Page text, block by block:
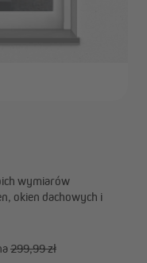
wymiarów
okien dachowych i
299,99 zł